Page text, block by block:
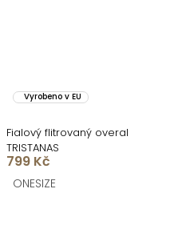
Vyrobeno v EU
Fialový flitrovaný overal
TRISTANAS
799 Kč
ONESIZE